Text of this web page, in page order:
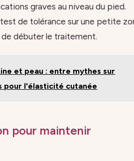
graves au niveau du pied.
de tolérance sur une petite
débuter le traitement.
et peau : entre mythes sur
pour l'élasticité cutanée
pour maintenir